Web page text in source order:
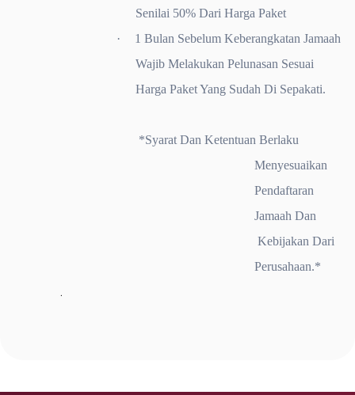
Senilai 50% Dari Harga Paket
·
1 Bulan Sebelum Keberangkatan Jamaah
Wajib Melakukan Pelunasan Sesuai
Harga Paket Yang Sudah Di Sepakati.
*Syarat Dan Ketentuan Berlaku
Menyesuaikan
Pendaftaran
Jamaah Dan
Kebijakan Dari
Perusahaan.*
.